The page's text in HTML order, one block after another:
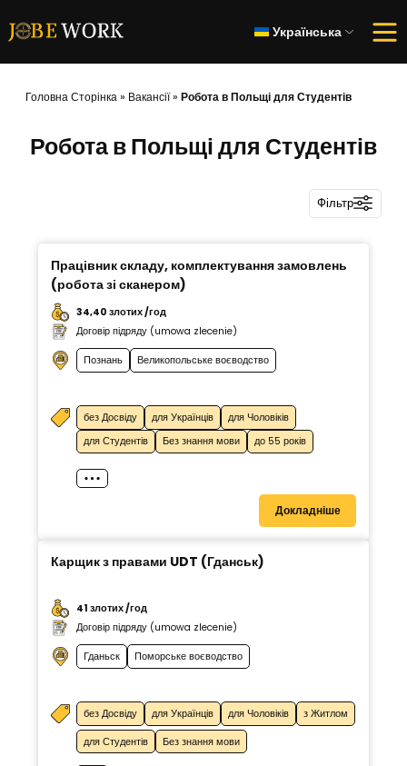
Українська
Головна Сторінка» Вакансії» Робота в Польщі для Студентів
Робота в Польщі для Студентів
Фільтр
Працівник складу, комплектування замовлень
(робота зі сканером)
34,40 злотих /год
Договір підряду (umowa zlecenie)
Познань Великопольське воєводство
без Досвіду для Українців
для Чоловіків
для Студентів
Без знання мови до 55 років
Докладніше
Карщик з правами UDT (Гданськ)
41 злотих /год
Договір підряду (umowa zlecenie)
Гданьск Поморське воєводство
без Досвіду для Українців для Чоловіків з Житлом
для Студентів Без знання мови